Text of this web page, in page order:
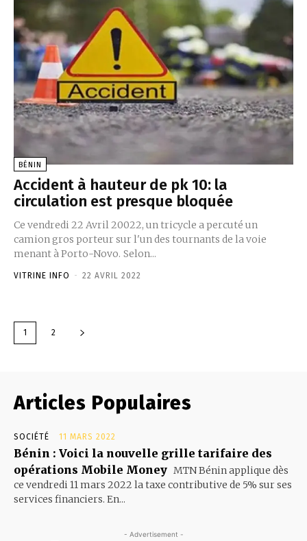
BÉNIN
Accident à hauteur de pk 10: la
circulation est presque bloquée
Ce vendredi 22 Avril 20022, un tricycle a percuté un
camion gros porteur sur l'un des tournants de la voie
menant à Porto-Novo. Selon...
VITRINE INFO - 22 AVRIL 2022
1 2
Articles Populaires
SOCIÉTÉ 11 MARS 2022
Bénin : Voici la nouvelle grille tarifaire des
opérations Mobile Money MTN Bénin applique dès
ce vendredi 11 mars 2022 la taxe contributive de 5% sur ses
services financiers. En...
- Advertisement -